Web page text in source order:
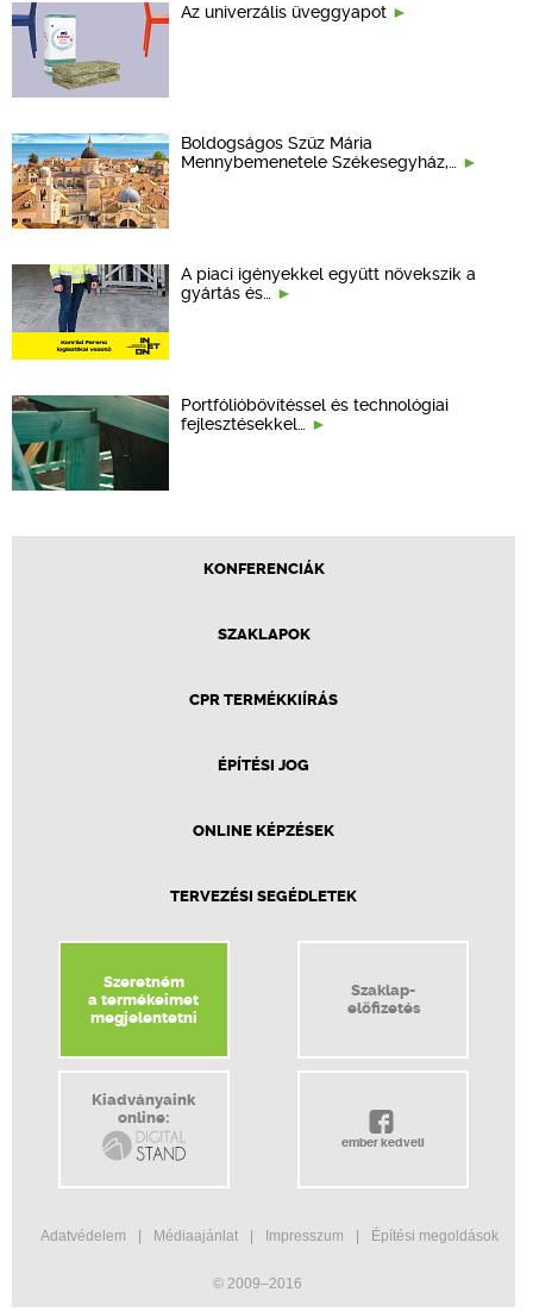
Az univerzális üveggyapot
Boldogságos Szűz Mária
Mennybemenetele Székesegyház,…
A piaci igényekkel együtt növekszik a
gyártás és…
Portfólióbővítéssel és technológiai
fejlesztésekkel…
KONFERENCIÁK
SZAKLAPOK
CPR TERMÉKKIÍRÁS
ÉPÍTÉSI JOG
ONLINE KÉPZÉSEK
TERVEZÉSI SEGÉDLETEK
Szeretném
a termékeimet
megjelentetni
Szaklap-
előfizetés
Kiadványaink
online:
ember kedveli
Adatvédelem Médiaajánlat Impresszum Építési megoldások
© 2009–2016